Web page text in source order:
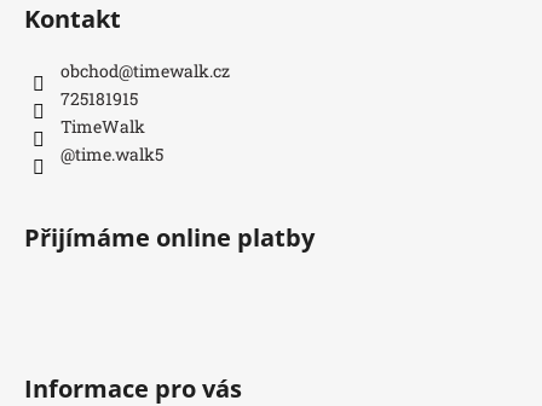
Kontakt
obchod@timewalk.cz
725181915
TimeWalk
@time.walk5
Přijímáme online platby
Informace pro vás